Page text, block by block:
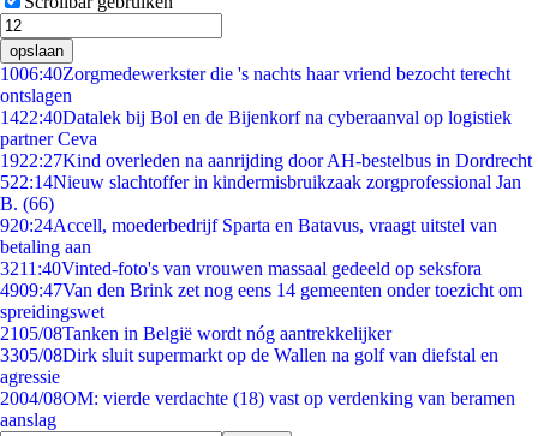
opslaan
1006:40Zorgmedewerkster die 's nachts haar vriend bezocht terecht
ontslagen
1422:40Datalek bij Bol en de Bijenkorf na cyberaanval op logistiek
partner Ceva
1922:27Kind overleden na aanrijding door AH-bestelbus in Dordrecht
522:14Nieuw slachtoffer in kindermisbruikzaak zorgprofessional Jan
B. (66)
920:24Accell, moederbedrijf Sparta en Batavus, vraagt uitstel van
betaling aan
3211:40Vinted-foto's van vrouwen massaal gedeeld op seksfora
4909:47Van den Brink zet nog eens 14 gemeenten onder toezicht om
spreidingswet
2105/08Tanken in België wordt nóg aantrekkelijker
3305/08Dirk sluit supermarkt op de Wallen na golf van diefstal en
agressie
2004/08OM: vierde verdachte (18) vast op verdenking van beramen
aanslag